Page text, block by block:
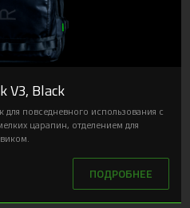
V3, Black
повседневного использования с
царапин, отделением для
ПОДРОБНЕЕ